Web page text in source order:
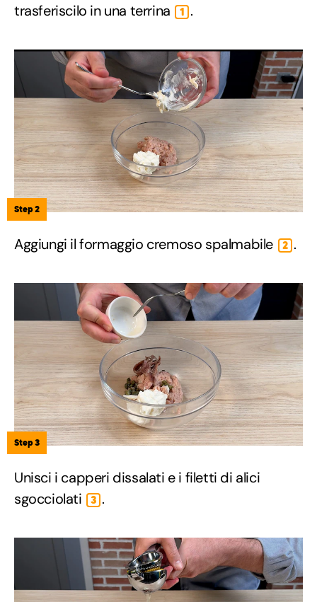
trasferiscilo in una terrina
1 .
Step 2
Aggiungi il formaggio cremoso spalmabile 2 .
Step 3
Unisci i capperi dissalati e i filetti di alici
sgocciolati
3 .